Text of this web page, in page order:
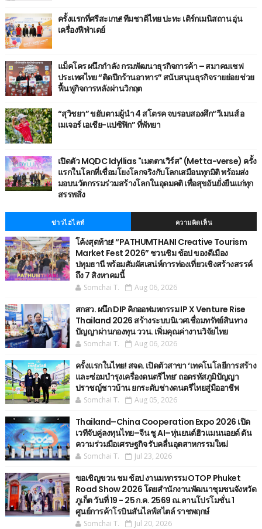
ครั้งแรกที่ศรีสะเกษ! ทีมชาติไทย ปะทะ เติร์กเมนิสถาน อุ่น
เครื่องฟีฟ่าเดย์
แม็คโคร ผนึกกำลัง กรมพัฒนาธุรกิจการค้า – สมาคมเชฟ
ประเทศไทย “ติดปีกร้านอาหาร” สนับสนุนธุรกิจรายย่อย ช่วย
ฟื้นฟูกิจการหลังผ่านวิกฤต
“สุวิชยา” ขยับตามผู้นำ 4 สโตรค จบรอบสองศึก“วีเมนส์ อ
เมเจอร์ เอเชีย-แปซิฟิก” ที่พัทยา
เปิดตัว MQDC Idyllias "เมตตาเวิร์ส" (Metta-verse) ครั้ง
แรกในโลกที่เชื่อมโยงโลกจริงกับโลกเสมือนทุกมิติ พร้อมส่ง
มอบนวัตกรรมร่วมสร้างโลกในอุดมคติ เพื่อสุขอันยั่งยืนแก่ทุก
สรรพสิ่ง
ข่าวไฮไลท์ ความคิดเห็น
โค้งสุดท้าย! “PATHUMTHANI Creative Tourism
Market Fest 2026” ชวนชิม ช้อป ของดีเมือง
ปทุมธานี พร้อมสัมผัสเสน่ห์การท่องเที่ยวเชิงสร้างสรรค์
ถึง 7 สิงหาคมนี้
Somchai T. Aug 06, 2026
สกสว. ผนึก DIP คิกออฟมหกรรม IP X Venture Rise
Thailand 2026 สร้างระบบนิเวศเชื่อมทรัพย์สินทาง
ปัญญาผ่านกองทุน ววน. เพิ่มคุณค่างานวิจัยไทย
Somchai T. Aug 06, 2026
ครั้งแรกในไทย! สจด. เปิดตัวสาขา ‘เทคโนโลยีการสร้าง
และซ่อมบำรุงเครื่องดนตรีไทย’ ​ถอดรหัสภูมิปัญญา
ปราชญ์ชาวบ้าน ยกระดับช่างดนตรีไทยสู่มืออาชีพ
Somchai T. Aug 05, 2026
Thailand–China Cooperation Expo 2026 เปิด
เวทีจับคู่ลงทุนไทย–จีน ชู AI–หุ่นยนต์ฮิวแมนนอยด์ ดัน
ความร่วมมือเศรษฐกิจ รับคลื่นอุตสาหกรรมใหม่
Somchai T. Jul 23, 2026
ขอเชิญขวน ชม ช้อป งานมหกรรม OTOP Phuket
Road Show 2026 โดยสำนักงานพัฒนาชุมชนจังหวัด
ภูเก็ต วันที่ 19 - 25 ก.ค. 2569 ณ.ลานโปรโมชั่น 1
ศูนย์การค้าโรบินสันไลฟ์สไตล์ ราชพฤกษ์
Somchai T. Jul 20, 2026